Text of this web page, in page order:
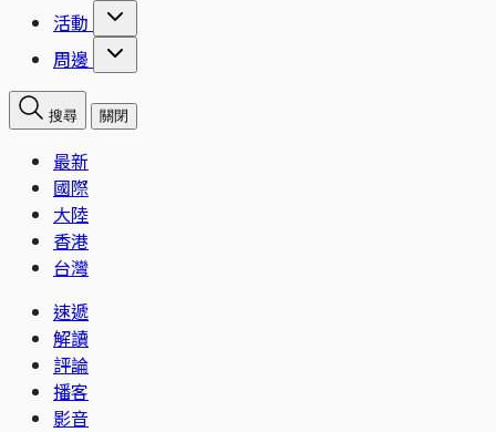
活動
周邊
搜尋 關閉
最新
國際
大陸
香港
台灣
速遞
解讀
評論
播客
影音